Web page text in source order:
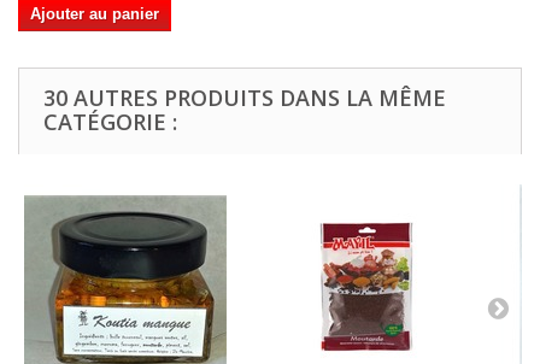
Ajouter au panier
30 AUTRES PRODUITS DANS LA MÊME
CATÉGORIE :